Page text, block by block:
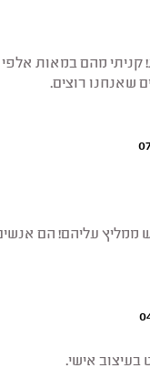
קניתי מהם במאות
שאנחנו רוצים.
עליהם! הם